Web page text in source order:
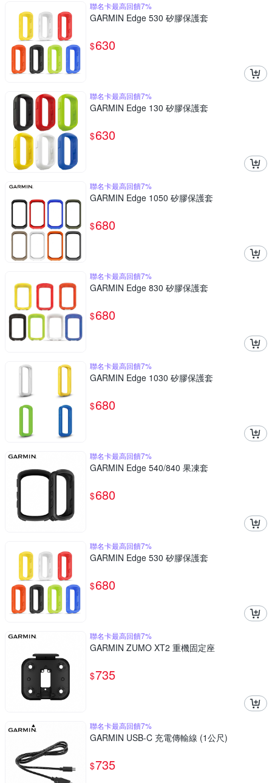
聯名卡最高回饋7%
GARMIN Edge 530 矽膠保護套
$630
聯名卡最高回饋7%
GARMIN Edge 130 矽膠保護套
$630
聯名卡最高回饋7%
GARMIN Edge 1050 矽膠保護套
$680
聯名卡最高回饋7%
GARMIN Edge 830 矽膠保護套
$680
聯名卡最高回饋7%
GARMIN Edge 1030 矽膠保護套
$680
聯名卡最高回饋7%
GARMIN Edge 540/840 果凍套
$680
聯名卡最高回饋7%
GARMIN Edge 530 矽膠保護套
$680
聯名卡最高回饋7%
GARMIN ZUMO XT2 重機固定座
$735
聯名卡最高回饋7%
GARMIN USB-C 充電傳輸線 (1公尺)
$735